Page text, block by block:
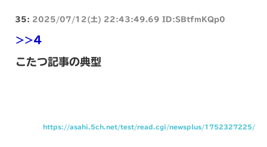
35: 2025/07/12(土) 22:43:49.69 ID:SBtfmKQp0
>>4
こたつ記事の典型
https://asahi.5ch.net/test/read.cgi/newsplus/1752327225/